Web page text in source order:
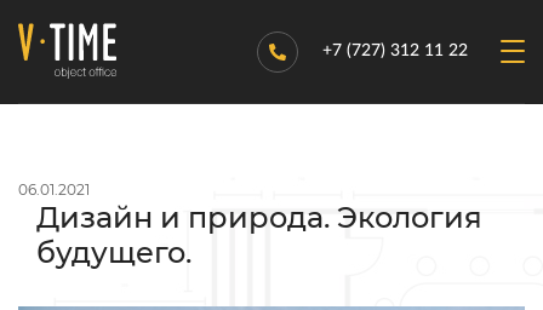
+7 (727) 312 11 22
06.01.2021
Дизайн и природа. Экология
будущего.